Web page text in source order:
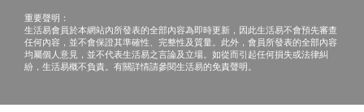
重要聲明：
生活易會員於本網站內所發表的全部內容為即時更新，因此生活易不會預先審查
任何內容，並不會保證其準確性、完整性及質量。此外，會員所發表的全部內容
均屬個人意見，並不代表生活易之言論及立場。如從而引起任何損失或法律糾
紛，生活易概不負責。有關詳情請參閱生活易的免責聲明。